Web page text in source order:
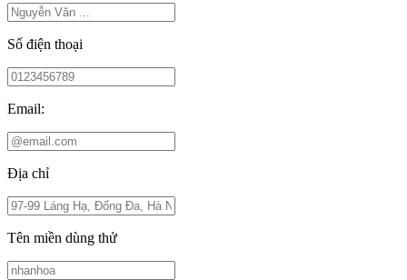
Số điện thoại
Email:
Địa chỉ
Tên miền dùng thử